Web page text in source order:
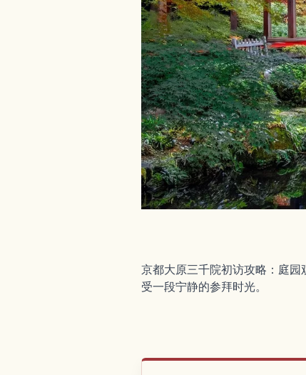
京都大原三千院初访攻略：庭
受一段宁静的参拜时光。